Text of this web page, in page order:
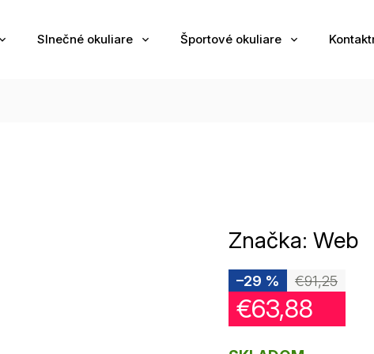
Slnečné okuliare Športové okuliare
Značka:Web
€91,25
–29 %
€63,88